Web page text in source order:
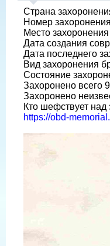
Страна
Номер
Место
Дата создания
Дата последнего
Вид захоронения
Состояние
Захоронено всего
Захоронено
Кто шефствует
https://obd-